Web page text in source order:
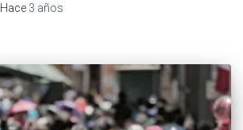
, Hace 3 años